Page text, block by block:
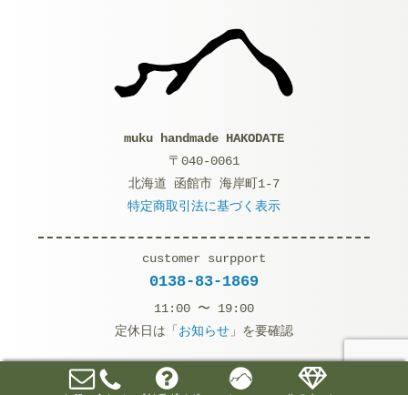
muku handmade HAKODATE
〒040-0061
北海道 函館市 海岸町1-7
特定商取引法に基づく表示
customer surpport
0138-83-1869
11:00 〜 19:00
定休日は「 お知らせ」を要確認